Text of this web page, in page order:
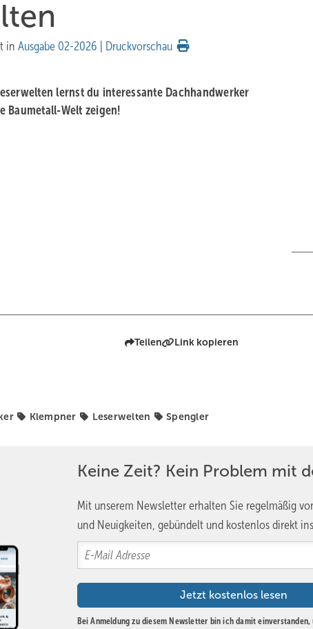
in Ausgabe 02-2026 Druckvorschau
lernst du ­interessante Dachhandwerker
Baumetall-Welt zeigen!
Teilen Link kopieren
Klempner Leserwelten Spengler
Keine Zeit? Kein Problem mit
Mit unserem Newsletter erhalten Sie regelmäßig
und Neuigkeiten, gebündelt und kostenlos direkt
Bei Anmeldung zu diesem Newsletter bin ich damit